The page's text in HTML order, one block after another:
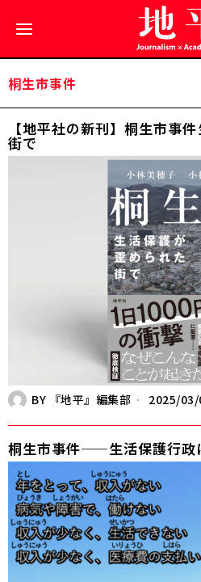
桐生市事件
【地平社の新刊】桐生市事件
街で
BY 『地平』編集部 2025/
桐生市事件——生活保護行政